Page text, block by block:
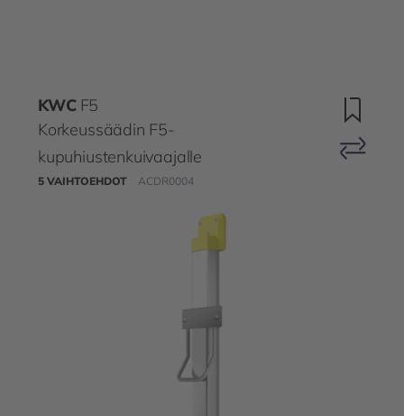
KWC F5
Korkeussäädin F5-
kupuhiustenkuivaajalle
5 VAIHTOEHDOT ACDR0004